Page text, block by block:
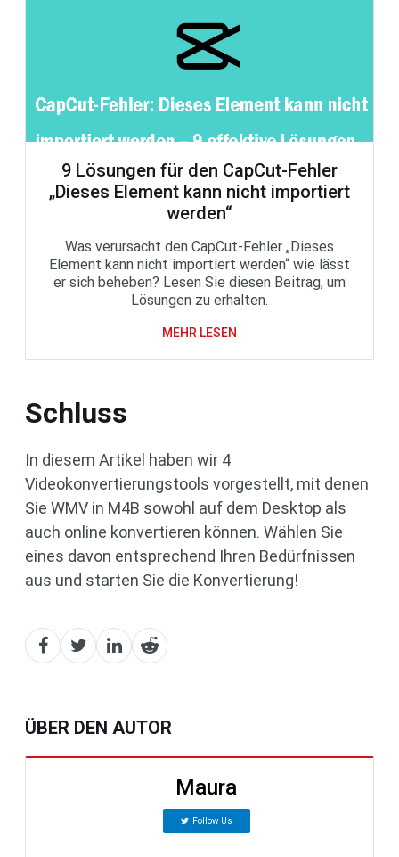
9 Lösungen für den CapCut-Fehler
„Dieses Element kann nicht importiert
werden“
Was verursacht den CapCut-Fehler „Dieses
Element kann nicht importiert werden“ wie lässt
er sich beheben? Lesen Sie diesen Beitrag, um
Lösungen zu erhalten.
MEHR LESEN
Schluss
In diesem Artikel haben wir 4
Videokonvertierungstools vorgestellt, mit denen
Sie WMV in M4B sowohl auf dem Desktop als
auch online konvertieren können. Wählen Sie
eines davon entsprechend Ihren Bedürfnissen
aus und starten Sie die Konvertierung!
ÜBER DEN AUTOR
Maura
Follow Us